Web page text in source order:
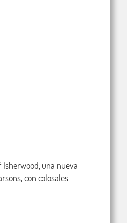
Isherwood, una nueva
con colosales